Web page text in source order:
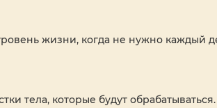
жизни, когда не нужно каждый
тела, которые будут обрабатываться.